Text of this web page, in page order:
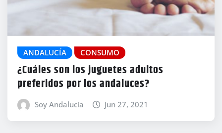
ANDALUCÍA CONSUMO
¿Cuáles son los juguetes adultos
preferidos por los andaluces?
Soy Andalucía Jun 27, 2021